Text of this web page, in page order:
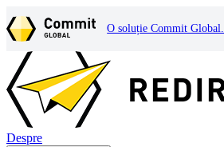
O soluție Commit Global.
Despre